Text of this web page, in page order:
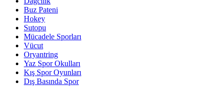
Buz Pateni
Hokey
Sutopu
Mücadele Sporları
Vücut
Oryantring
Yaz Spor Okulları
Kış Spor Oyunları
Dış Basında Spor